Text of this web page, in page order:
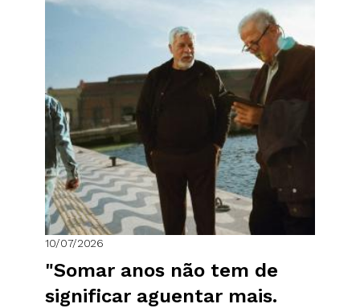
10/07/2026
"Somar anos não tem de
significar aguentar mais.